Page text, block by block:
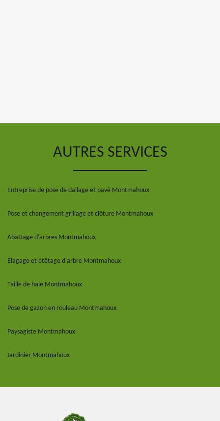
AUTRES SERVICES
Entreprise de pose de dallage et pavé Montmahoux
Pose et changement grillage et clôture Montmahoux
Abattage d'arbres Montmahoux
Elagage et étêtage d'arbre Montmahoux
Taille de haie Montmahoux
Pose de gazon en rouleau Montmahoux
Paysagiste Montmahoux
Jardinier Montmahoux